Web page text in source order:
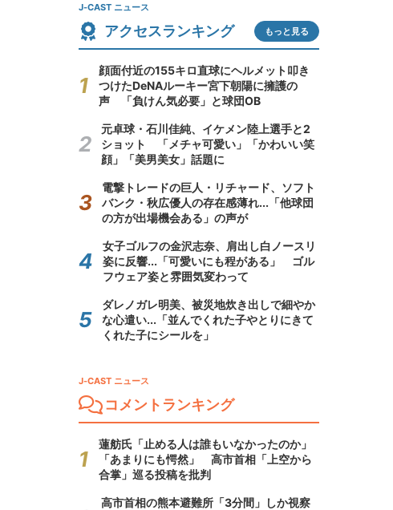
J-CAST ニュース
アクセスランキング もっと見る
顔面付近の155キロ直球にヘルメット叩き
つけたDeNAルーキー宮下朝陽に擁護の
声 「負けん気必要」と球団OB
元卓球・石川佳純、イケメン陸上選手と2
ショット 「メチャ可愛い」「かわいい笑
顔」「美男美女」話題に
電撃トレードの巨人・リチャード、ソフト
バンク・秋広優人の存在感薄れ...「他球団
の方が出場機会ある」の声が
女子ゴルフの金沢志奈、肩出し白ノースリ
姿に反響...「可愛いにも程がある」 ゴル
フウェア姿と雰囲気変わって
ダレノガレ明美、被災地炊き出しで細やか
な心遣い...「並んでくれた子やとりにきて
くれた子にシールを」
J-CAST ニュース
コメントランキング
蓮舫氏「止める人は誰もいなかったのか」
「あまりにも愕然」 高市首相「上空から
合掌」巡る投稿を批判
高市首相の熊本避難所「3分間」しか視察